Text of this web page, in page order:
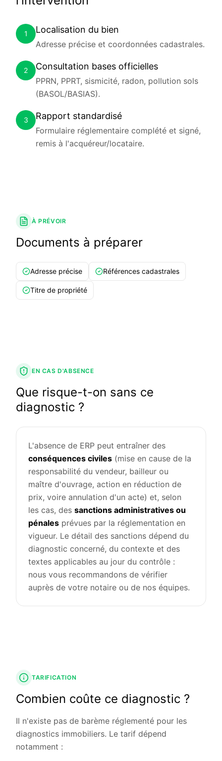
1 Localisation du bien
Adresse précise et coordonnées cadastrales.
2 Consultation bases officielles
PPRN, PPRT, sismicité, radon, pollution sols
(BASOL/BASIAS).
3 Rapport standardisé
Formulaire réglementaire complété et signé,
remis à l'acquéreur/locataire.
À PRÉVOIR
Documents à préparer
Adresse précise Références cadastrales
Titre de propriété
EN CAS D'ABSENCE
Que risque-t-on sans ce
diagnostic ?
L'absence de ERP peut entraîner des
conséquences civiles (mise en cause de la
responsabilité du vendeur, bailleur ou
maître d'ouvrage, action en réduction de
prix, voire annulation d'un acte) et, selon
les cas, des sanctions administratives ou
pénales prévues par la réglementation en
vigueur. Le détail des sanctions dépend du
diagnostic concerné, du contexte et des
textes applicables au jour du contrôle :
nous vous recommandons de vérifier
auprès de votre notaire ou de nos équipes.
TARIFICATION
Combien coûte ce diagnostic ?
Il n'existe pas de barème réglementé pour les
diagnostics immobiliers. Le tarif dépend
notamment :